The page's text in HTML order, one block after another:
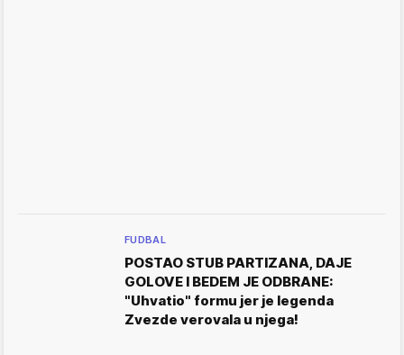
FUDBAL
POSTAO STUB PARTIZANA, DAJE
GOLOVE I BEDEM JE ODBRANE:
"Uhvatio" formu jer je legenda
Zvezde verovala u njega!